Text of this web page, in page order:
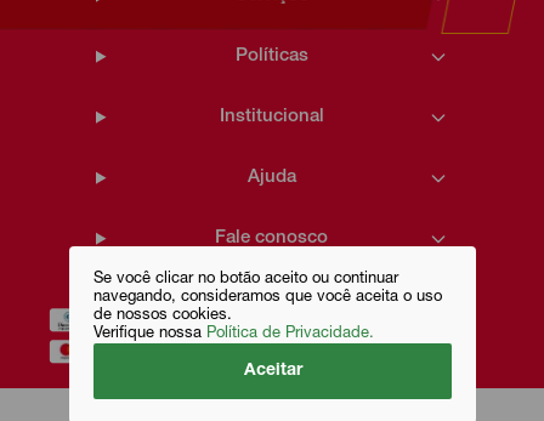
Se você clicar no botão aceito ou continuar
navegando, consideramos que você aceita o uso
de nossos cookies.
Verifique nossa Política de Privacidade.
Aceitar
Políticas
Institucional
Ajuda
Fale conosco